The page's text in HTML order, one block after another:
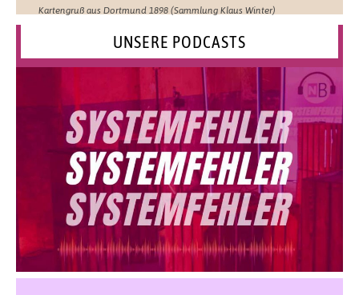
Kartengruß aus Dortmund 1898 (Sammlung Klaus Winter)
UNSERE PODCASTS